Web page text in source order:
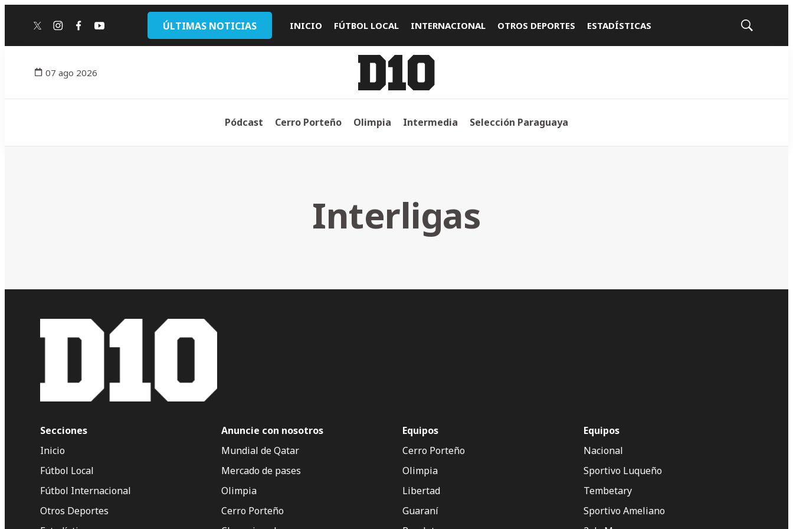
twitterinstagram
facebook
youtube ÚLTIMAS NOTICIAS INICIO FÚTBOL LOCAL INTERNACIONAL OTROS DEPORTES ESTADÍSTICAS
Mostrar
07 ago 2026
Pódcast Cerro Porteño Olimpia Intermedia Selección Paraguaya
Interligas
Secciones
Inicio
Fútbol Local
Fútbol Internacional
Otros Deportes
Anuncie con nosotros
Mundial de Qatar
Mercado de pases
Olimpia
Cerro Porteño
Equipos
Cerro Porteño
Olimpia
Libertad
Guaraní
Equipos
Nacional
Sportivo Luqueño
Tembetary
Sportivo Ameliano